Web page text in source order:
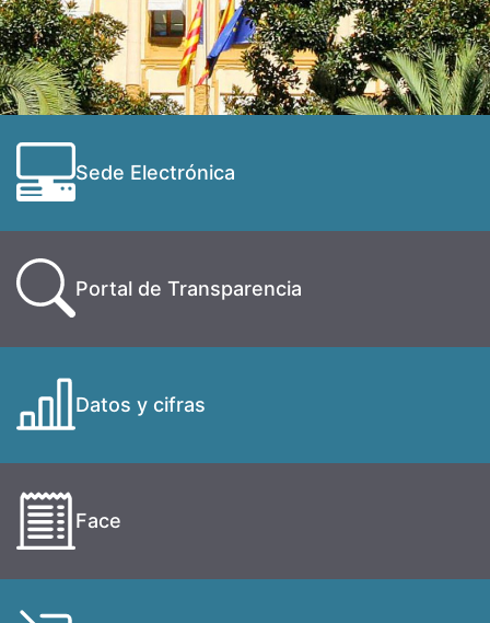
Sede Electrónica
Portal de Transparencia
Datos y cifras
Face